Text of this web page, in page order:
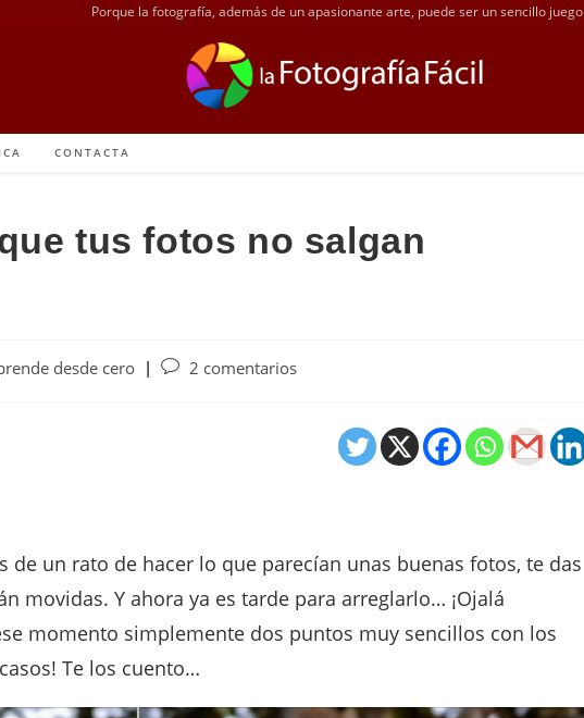
Porque la fotografía, además de un apasionante arte, puede ser un sencillo juego
CONTACTA
tus fotos no salgan
desde cero 2 comentarios
de un rato de hacer lo que parecían unas buenas fotos, te das
movidas. Y ahora ya es tarde para arreglarlo… ¡Ojalá
momento simplemente dos puntos muy sencillos con los
Te los cuento…